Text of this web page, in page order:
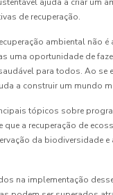
ajuda a criar um
de recuperação.
ambiental não é
uma oportunidade de
para todos. Ao se
a construir um mundo
tópicos sobre
que a recuperação de
da biodiversidade
na implementação